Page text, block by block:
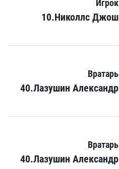
Игрок
10.Николлс Джош
Вратарь
40.Лазушин Александр
Вратарь
40.Лазушин Александр